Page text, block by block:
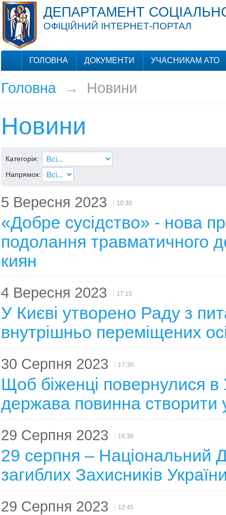
ДЕПАРТАМЕНТ
ОФІЦІЙНИЙ ІНТЕРНЕТ-ПОРТАЛ
ГОЛОВНА ДОКУМЕНТИ УЧАСНИКАМ АТО
Головна→ Новини
Новини
Категорія:
Напрямок:
5 Вересня 2023 10:30
«Добре сусідство» - нова
подолання травматичного
киян
4 Вересня 2023 17:15
У Києві утворено Раду з
внутрішньо переміщених
30 Серпня 2023 17:30
Щоб біженці повернулися в
держава повинна створити
29 Серпня 2023 16:30
29 серпня – Національний
загиблих Захисників
29 Серпня 2023 12:45